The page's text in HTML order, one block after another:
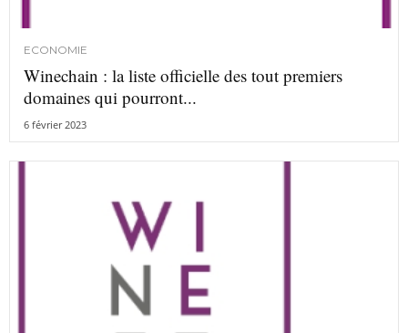
ECONOMIE
Winechain : la liste officielle des tout premiers
domaines qui pourront...
6 février 2023